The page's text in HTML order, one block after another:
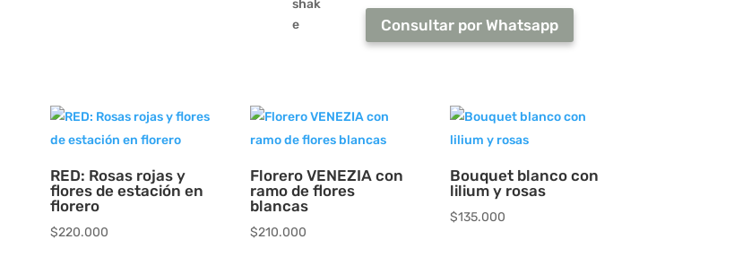
flores
Pureza
Consultar por Whatsapp
RED: Rosas rojas y
flores de estación en
florero
$220.000
Florero VENEZIA con
ramo de flores
blancas
$210.000
Bouquet blanco con
lilium y rosas
$135.000